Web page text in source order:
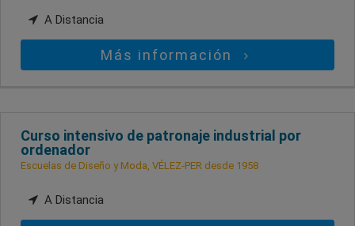
A Distancia
Más información
Curso intensivo de patronaje industrial por
ordenador
Escuelas de Diseño y Moda, VÉLEZ-PER desde 1958
A Distancia